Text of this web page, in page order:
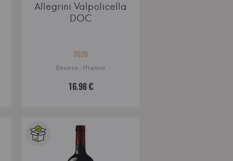
Allegrini Valpolicella
DOC
2020
Венето · Италия
16.98 €